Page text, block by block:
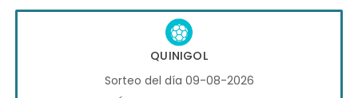
QUINIGOL
Sorteo del día 09-08-2026